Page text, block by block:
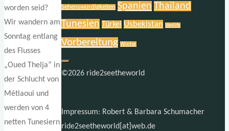
worden seid?
Wir wandern am
Sonntag entlang
des Flusses
„Oued Thelja“ in
der Schlucht von
Métlaoui und
werden von 4
netten Tunesiern
Sehenswürdigkeiten Spanien Thailand
Tunesien
Türkei Usbekistan Vanlife
Vorbereitung Winter
©2026 ride2seetheworld
Impressum: Robert & Barbara Schumacher
ride2seetheworld[at]web.de